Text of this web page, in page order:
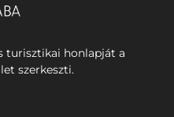
turisztikai honlapját a
szerkeszti.